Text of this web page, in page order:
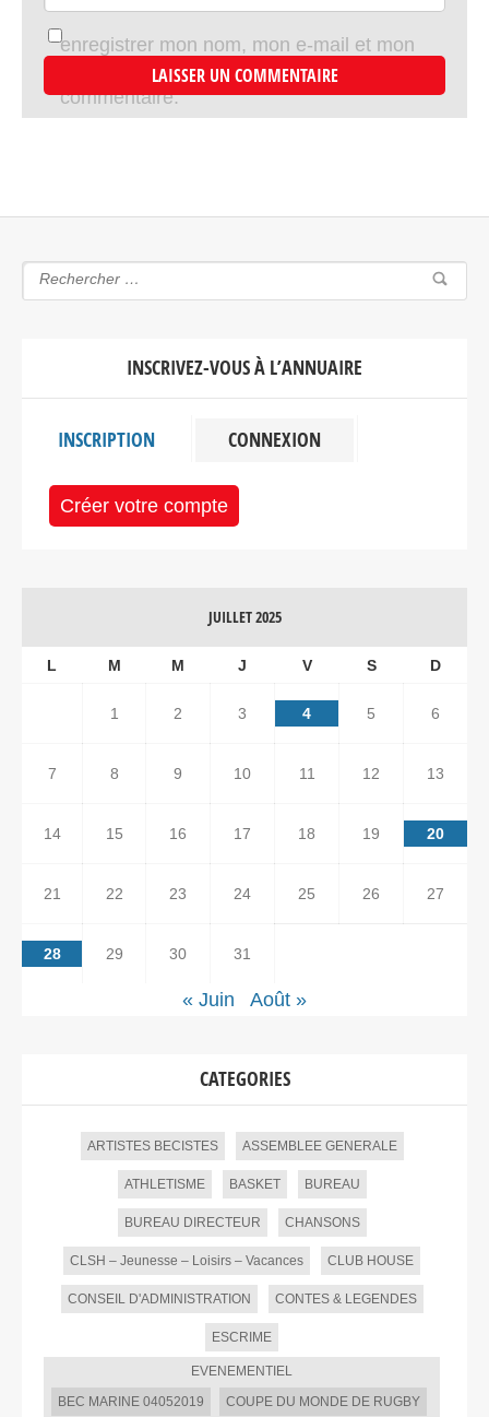
enregistrer mon nom, mon e-mail et mon
site dans le navigateur pour mon prochain
commentaire.
INSCRIVEZ-VOUS À L’ANNUAIRE
INSCRIPTION CONNEXION
Créer votre compte
JUILLET 2025
L M M J V S D
1 2 3 4 5 6
7 8 9 10 11 12 13
14 15 16 17 18 19 20
21 22 23 24 25 26 27
28 29 30 31
« Juin Août »
CATEGORIES
ARTISTES BECISTES ASSEMBLEE GENERALE
ATHLETISME BASKET BUREAU
BUREAU DIRECTEUR CHANSONS
CLSH – Jeunesse – Loisirs – Vacances CLUB HOUSE
CONSEIL D'ADMINISTRATION CONTES & LEGENDES
ESCRIME
EVENEMENTIEL
BEC MARINE 04052019
COUPE DU MONDE DE RUGBY